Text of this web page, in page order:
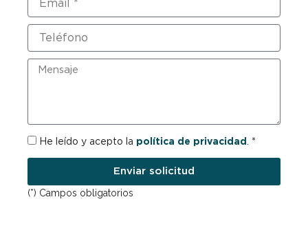
Teléfono
Mensaje
RGPDHe leído y acepto la política de privacidad . *
Enviar solicitud
(*) Campos obligatorios